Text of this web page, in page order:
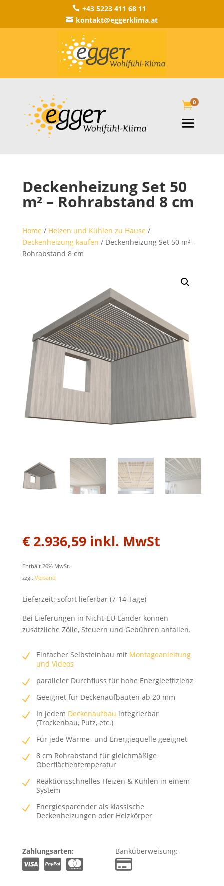
 +43 5223 411 68 11
 kontakt@eggerklima.at
0
Deckenheizung Set 50
m² – Rohrabstand 8 cm
Home / Heizen und Kühlen zu Hause /
Deckenheizung kaufen / Deckenheizung Set 50 m² –
Rohrabstand 8 cm
€2.936,59 inkl. MwSt
Enthält 20% MwSt.
zzgl. Versand
Lieferzeit: sofort lieferbar (7-14 Tage)
Bei Lieferungen in Nicht-EU-Länder können
zusätzliche Zölle, Steuern und Gebühren anfallen.
Einfacher Selbsteinbau mit Montageanleitung
und Videos
paralleler Durchfluss für hohe Energieeffizienz
Geeignet für Deckenaufbauten ab 20 mm
In jedem Deckenaufbau integrierbar
(Trockenbau, Putz, etc.)
Für jede Wärme- und Energiequelle geeignet
8 cm Rohrabstand für gleichmäßige
Oberflächentemperatur
Reaktionsschnelles Heizen & Kühlen in einem
System
Energiesparender als klassische
Deckenheizungen oder Heizkörper
Zahlungsarten: Banküberweisung: